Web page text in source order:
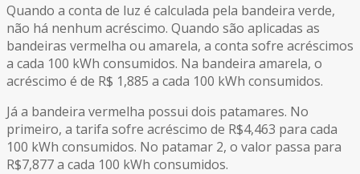
Quando a conta de luz é calculada pela bandeira verde,
não há nenhum acréscimo. Quando são aplicadas as
bandeiras vermelha ou amarela, a conta sofre acréscimos
a cada 100 kWh consumidos. Na bandeira amarela, o
acréscimo é de R$ 1,885 a cada 100 kWh consumidos.
Já a bandeira vermelha possui dois patamares. No
primeiro, a tarifa sofre acréscimo de R$4,463 para cada
100 kWh consumidos. No patamar 2, o valor passa para
R$7,877 a cada 100 kWh consumidos.